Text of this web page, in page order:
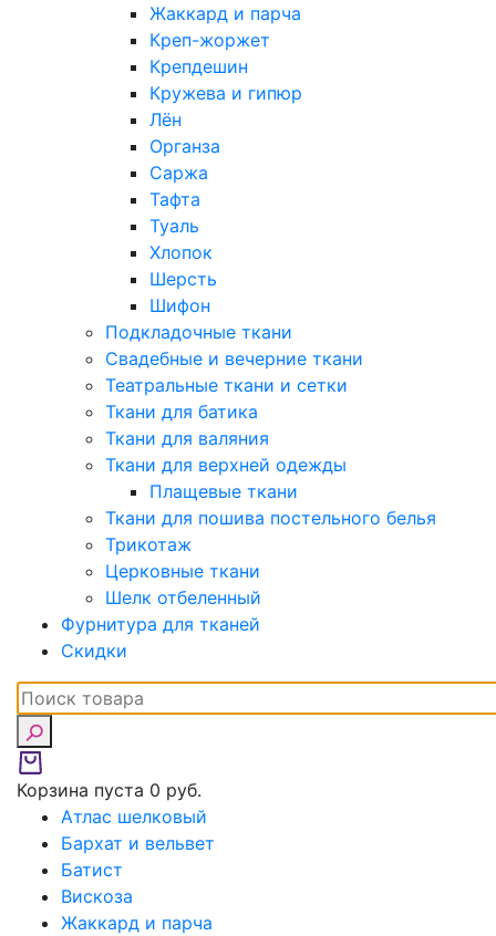
Жаккард и парча
Креп-жоржет
Крепдешин
Кружева и гипюр
Лён
Органза
Саржа
Тафта
Туаль
Хлопок
Шерсть
Шифон
Подкладочные ткани
Свадебные и вечерние ткани
Театральные ткани и сетки
Ткани для батика
Ткани для валяния
Ткани для верхней одежды
Плащевые ткани
Ткани для пошива постельного белья
Трикотаж
Церковные ткани
Шелк отбеленный
Фурнитура для тканей
Скидки
Корзина пуста 0 руб.
Атлас шелковый
Бархат и вельвет
Батист
Вискоза
Жаккард и парча